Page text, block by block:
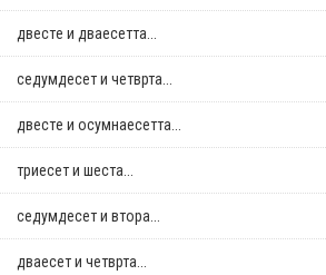
двестe и дваесетта...
седумдесет и четврта...
двестe и осумнaесетта...
триесет и шеста...
седумдесет и втора...
дваесет и четврта...